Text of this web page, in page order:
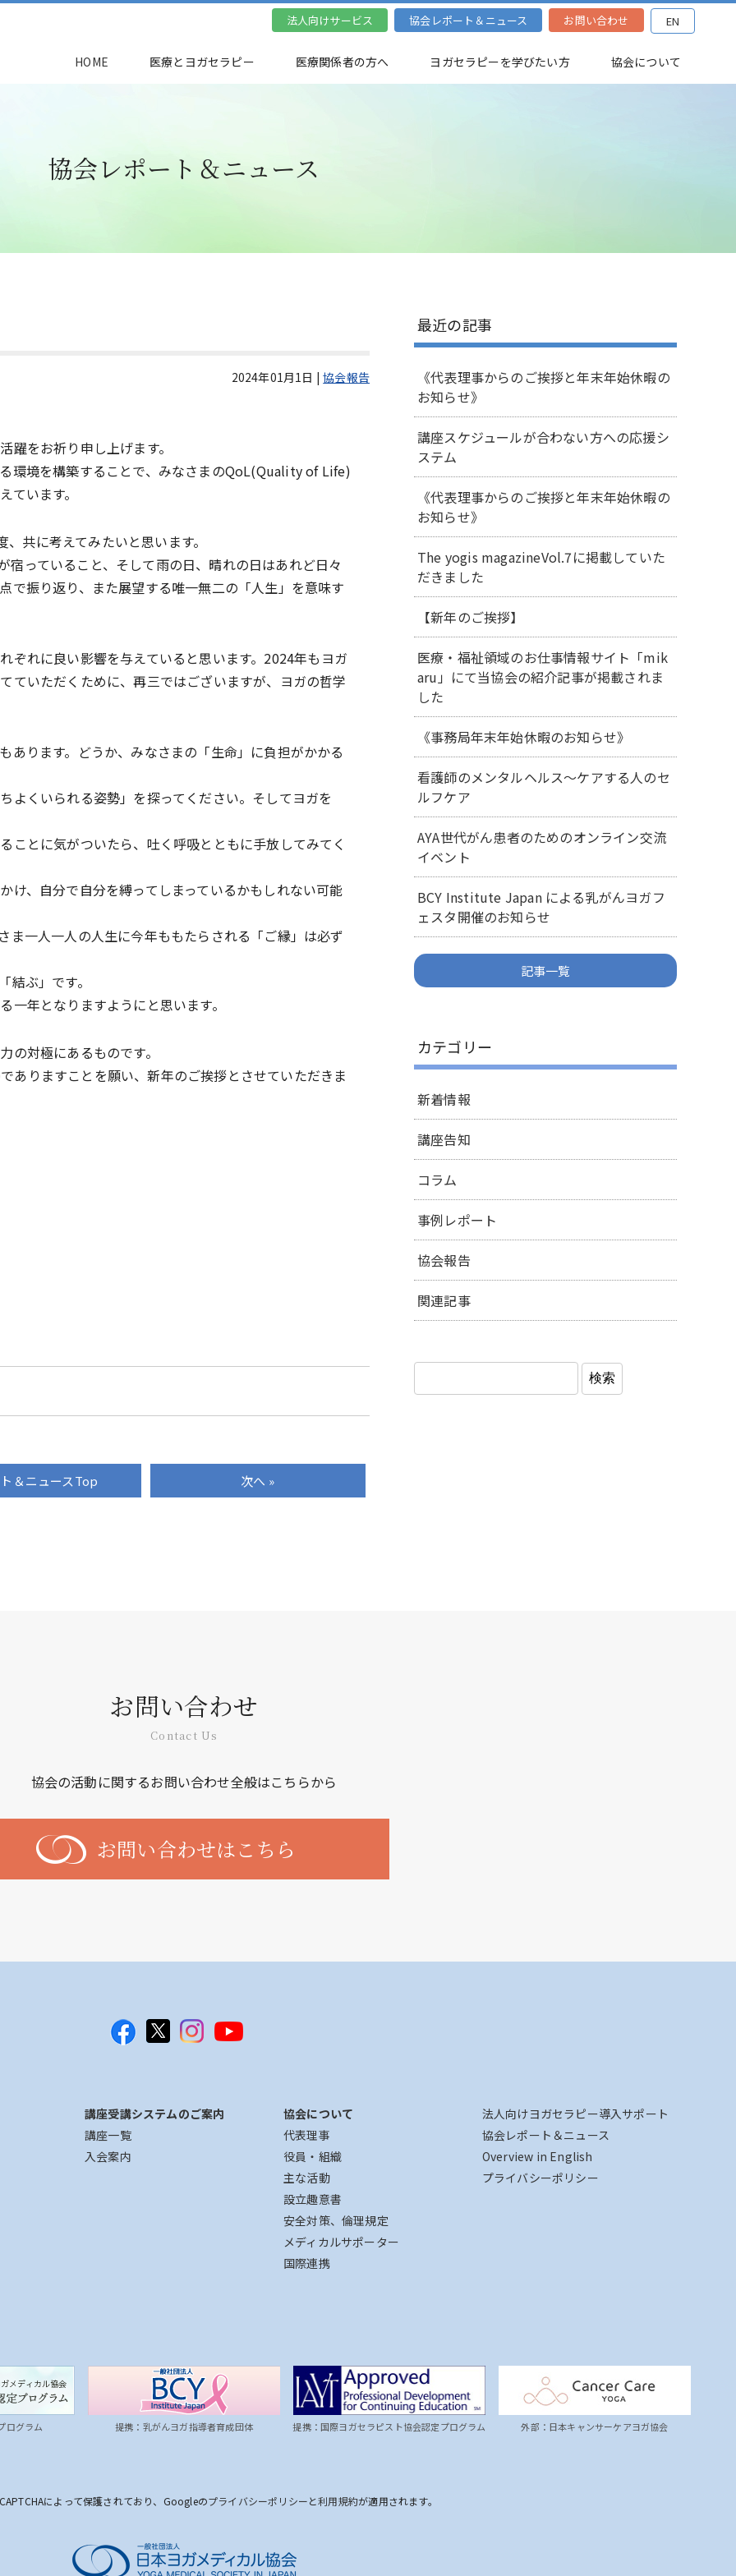
HOME 医療とヨガセラピー 医療関係者の方へ ヨガセラピーを学びたい方 協会について
法人向けサービス 協会レポート＆ニュース お問い合わせ EN
協会レポート＆ニュース
2024年01月1日 |協会報告
躍をお祈り申し上げます。
環境を構築することで、みなさまのQoL(Quality of Life)
います。
共に考えてみたいと思います。
っていること、そして雨の日、晴れの日はあれど日々
で振り返り、また展望する唯一無二の「人生」を意味す
ぞれに良い影響を与えていると思います。2024年もヨガ
ていただくために、再三ではございますが、ヨガの哲学
あります。どうか、みなさまの「生命」に負担がかかる
よくいられる姿勢」を探ってください。そしてヨガを
ことに気がついたら、吐く呼吸とともに手放してみてく
け、自分で自分を縛ってしまっているかもしれない可能
ま一人一人の人生に今年ももたらされる「ご縁」は必ず
ぶ」です。
年となりますようにと思います。
の対極にあるものです。
ありますことを願い、新年のご挨拶とさせていただきま
＆ニュースTop 次へ »
最近の記事
《代表理事からのご挨拶と年末年始休暇の
お知らせ》
講座スケジュールが合わない方への応援シ
ステム
《代表理事からのご挨拶と年末年始休暇の
お知らせ》
The yogis magazineVol.7に掲載していた
だきました
【新年のご挨拶】
医療・福祉領域のお仕事情報サイト「mik
aru」にて当協会の紹介記事が掲載されま
した
《事務局年末年始休暇のお知らせ》
看護師のメンタルヘルス～ケアする人のセ
ルフケア
AYA世代がん患者のためのオンライン交流
イベント
BCY Institute Japan による乳がんヨガフ
ェスタ開催のお知らせ
記事一覧
カテゴリー
新着情報
講座告知
コラム
事例レポート
協会報告
関連記事
お問い合わせ
Contact Us
協会の活動に関するお問い合わせ全般はこちらから
お問い合わせはこちら
講座受講システムのご案内
講座一覧
入会案内
協会について
代表理事
役員・組織
主な活動
設立趣意書
安全対策、倫理規定
メディカルサポーター
国際連携
法人向けヨガセラピー導入サポート
協会レポート＆ニュース
Overview in English
プライバシーポリシー
ログラム 提携：乳がんヨガ指導者育成団体 提携：国際ヨガセラピスト協会認定プログラム 外部：日本キャンサーケアヨガ協会
によって保護されており、Googleのプライバシーポリシーと利用規約が適用されます。